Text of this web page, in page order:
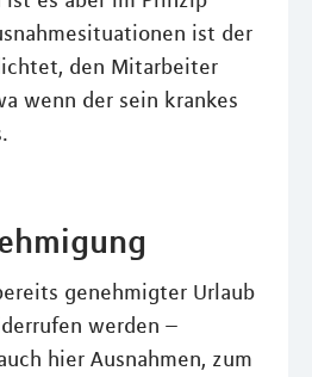
ist der
den Mitarbeiter
wenn der sein krankes
genehmigter Urlaub
werden –
hier Ausnahmen, zum